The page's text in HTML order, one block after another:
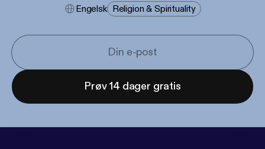
Engelsk Religion & Spirituality
Prøv 14 dager gratis